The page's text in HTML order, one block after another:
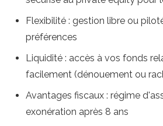
Flexibilité : gestion libre ou
préférences
Liquidité : accès à vos fonds
facilement (dénouement ou
Avantages fiscaux : régime
exonération après 8 ans